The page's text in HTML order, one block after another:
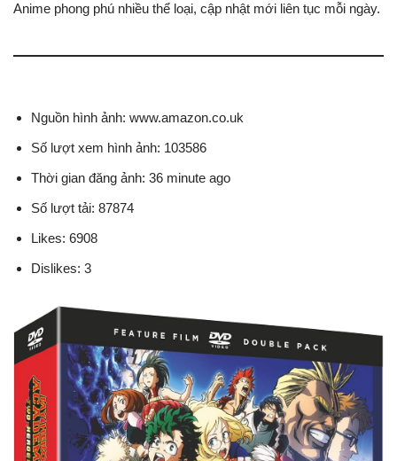
Anime phong phú nhiều thể loại, cập nhật mới liên tục mỗi ngày.
Nguồn hình ảnh: www.amazon.co.uk
Số lượt xem hình ảnh: 103586
Thời gian đăng ảnh: 36 minute ago
Số lượt tải: 87874
Likes: 6908
Dislikes: 3